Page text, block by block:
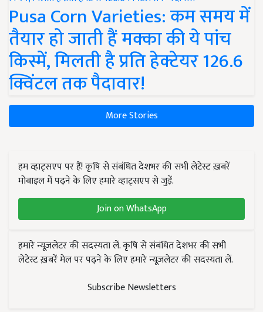
Pusa Corn Varieties: कम समय में
तैयार हो जाती हैं मक्का की ये पांच
किस्में, मिलती है प्रति हेक्टेयर 126.6
क्विंटल तक पैदावार!
More Stories
हम व्हाट्सएप पर हैं! कृषि से संबंधित देशभर की सभी लेटेस्ट ख़बरें
मोबाइल में पढ़ने के लिए हमारे व्हाट्सएप से जुड़ें.
Join on WhatsApp
हमारे न्यूज़लेटर की सदस्यता लें. कृषि से संबंधित देशभर की सभी
लेटेस्ट ख़बरें मेल पर पढ़ने के लिए हमारे न्यूज़लेटर की सदस्यता लें.
Subscribe Newsletters